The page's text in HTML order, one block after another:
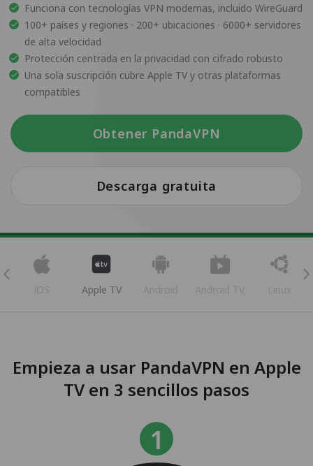
Funciona con tecnologías VPN modernas, incluido WireGuard
100+ países y regiones · 200+ ubicaciones · 6000+ servidores
de alta velocidad
Protección centrada en la privacidad con cifrado robusto
Una sola suscripción cubre Apple TV y otras plataformas
compatibles
Obtener PandaVPN
Descarga gratuita
iOS Apple TV Android Android TV Linux
Empieza a usar PandaVPN en Apple
TV en 3 sencillos pasos